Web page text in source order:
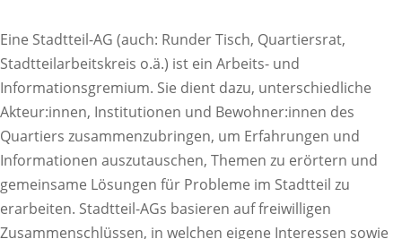
Eine Stadtteil-AG (auch: Runder Tisch, Quartiersrat,
Stadtteilarbeitskreis o.ä.) ist ein Arbeits- und
Informationsgremium. Sie dient dazu, unterschiedliche
Akteur:innen, Institutionen und Bewohner:innen des
Quartiers zusammenzubringen, um Erfahrungen und
Informationen auszutauschen, Themen zu erörtern und
gemeinsame Lösungen für Probleme im Stadtteil zu
erarbeiten. Stadtteil-AGs basieren auf freiwilligen
Zusammenschlüssen, in welchen eigene Interessen sowie